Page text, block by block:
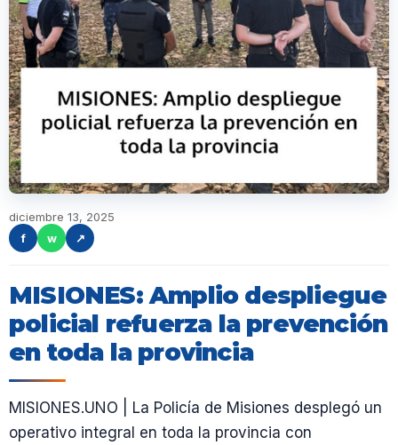
diciembre 13, 2025
f
w ↗
MISIONES: Amplio despliegue
policial refuerza la prevención
en toda la provincia
MISIONES.UNO | La Policía de Misiones desplegó un
operativo integral en toda la provincia con